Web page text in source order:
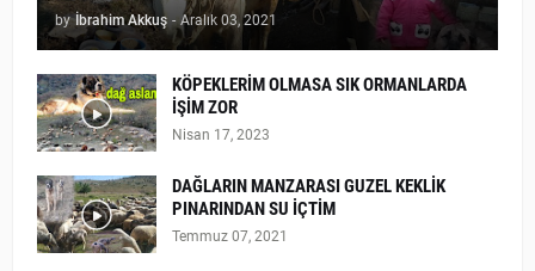
by İbrahim Akkuş - Aralık 03, 2021
KÖPEKLERİM OLMASA SIK ORMANLARDA
İŞİM ZOR
Nisan 17, 2023
DAĞLARIN MANZARASI GUZEL KEKLİK
PINARINDAN SU İÇTİM
Temmuz 07, 2021